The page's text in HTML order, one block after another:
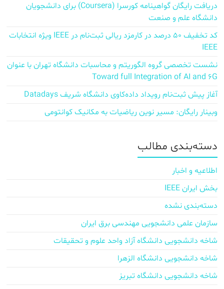
دریافت رایگان گواهینامه کورسرا (Coursera) برای دانشجویان
دانشگاه علم و صنعت
کد تخفیف ۵۰ درصد در کارمزد ریالی ثبت‌نام در IEEE ویژه انتخابات
IEEE
نشست تخصصی گروه الگوریتم و محاسبات دانشگاه تهران با عنوان
Toward full Integration of AI and 6G
آغاز پیش‌ ثبت‌نام رویداد داده‌کاوی دانشگاه شریف Datadays
وبینار رایگان: مسیر نوین ریاضیات به مکانیک کوانتومی
دسته‌بندی مطالب
اطلاعیه و اخبار
بخش ایران IEEE
دسته‌بندی نشده
سازمان علمی دانشجویی مهندسی برق ایران
شاخه دانشجویی دانشگاه آزاد واحد علوم و تحقیقات
شاخه دانشجویی دانشگاه الزهرا
شاخه دانشجویی دانشگاه تبریز